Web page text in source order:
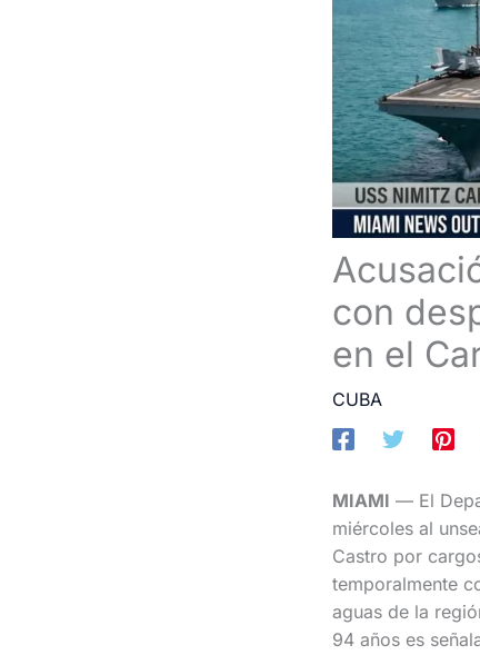
con
en el
CUBA
MIAMI — El
miércoles al
Castro por
temporalmente
aguas de la
94 años es